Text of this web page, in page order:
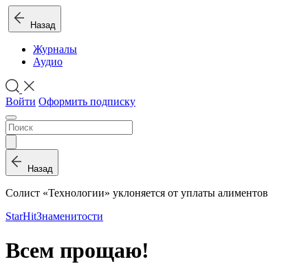
Назад
Журналы
Аудио
Войти Оформить подписку
Назад
Солист «Технологии» уклоняется от уплаты алиментов
StarHitЗнаменитости
Всем прощаю!